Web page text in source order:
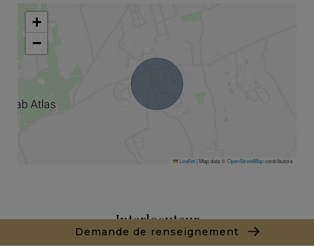
Demande de renseignement
+
−
Leaflet| Map data ©OpenStreetMapcontributors
Interlocuteur